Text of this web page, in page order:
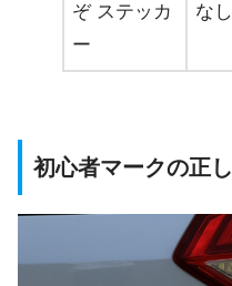
ぞ ステッカ
ー
な
初心者マークの正